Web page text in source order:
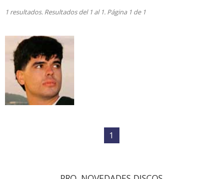
1 resultados. Resultados del 1 al 1. Página 1 de 1
1